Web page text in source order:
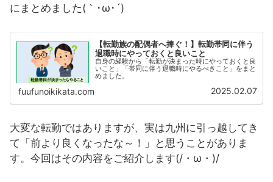
にまとめました(｀･ω･´)
【転勤族の配偶者へ捧ぐ！】転勤帯同に伴う
退職時にやっておくと良いこと
自身の経験から「転勤が決まった時にやっておくと良
いこと」「帯同に伴う退職時にやるべきこと」をまと
めました。
fuufunoikikata.com 2025.02.07
大変な転勤ではありますが、実は九州に引っ越してき
て「前より良くなったな～！」と思うことがありま
す。今回はその内容をご紹介します(/・ω・)/